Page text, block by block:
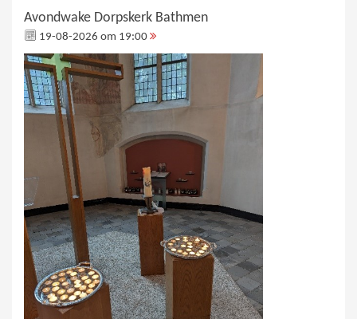
Avondwake Dorpskerk Bathmen
19-08-2026 om 19:00